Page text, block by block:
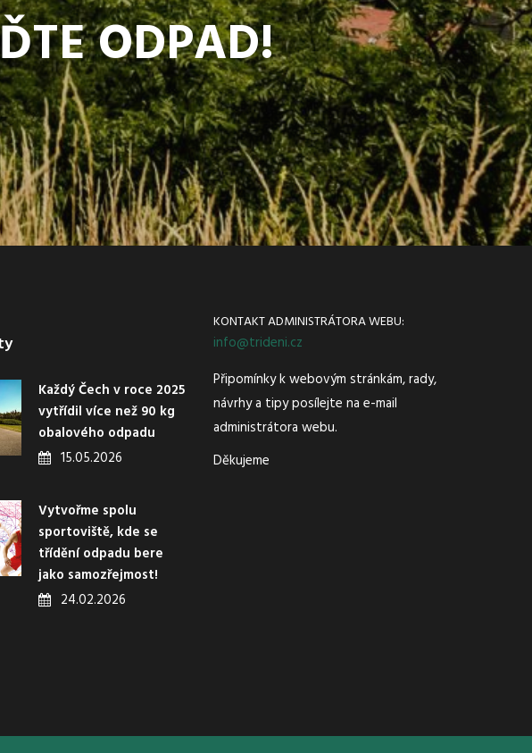
ODPAD!
Každý Čech v roce 2025
vytřídil více než 90 kg
obalového odpadu
15.05.2026
Vytvořme spolu
sportoviště, kde se
třídění odpadu bere
jako samozřejmost!
24.02.2026
KONTAKT ADMINISTRÁTORA WEBU:
info@trideni.cz
Připomínky k webovým stránkám, rady,
návrhy a tipy posílejte na e-mail
administrátora webu.
Děkujeme